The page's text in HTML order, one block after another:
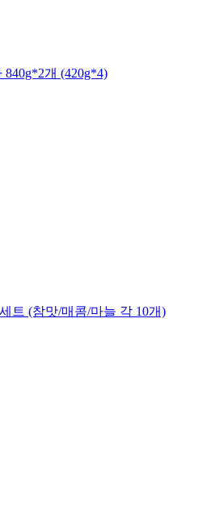
개 (420g*4)
트 (참맛/매콤/마늘 각 10개)